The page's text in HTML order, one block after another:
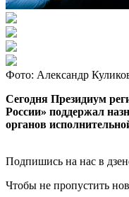
Фото: Александр
Сегодня Президиум
России» поддержал
органов
Подпишись на нас в
Чтобы не пропустить